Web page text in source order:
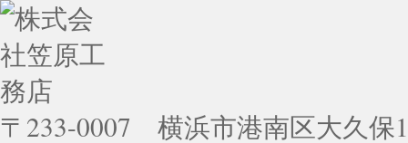
〒233-0007 横浜市港南区大久